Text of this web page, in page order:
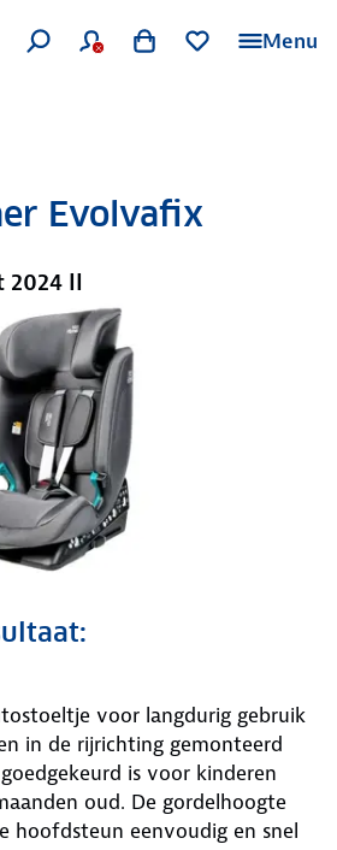
Menu
Evolvafix
II
voor langdurig gebruik
in de rijrichting gemonteerd
is voor kinderen
oud. De gordelhoogte
hoofdsteun eenvoudig en snel